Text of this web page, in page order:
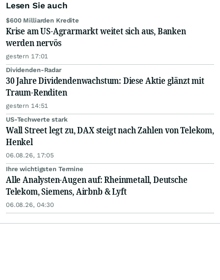
Lesen Sie auch
$600 Milliarden Kredite
Krise am US-Agrarmarkt weitet sich aus, Banken
werden nervös
gestern 17:01
Dividenden-Radar
30 Jahre Dividendenwachstum: Diese Aktie glänzt mit
Traum-Renditen
gestern 14:51
US-Techwerte stark
Wall Street legt zu, DAX steigt nach Zahlen von Telekom,
Henkel
06.08.26, 17:05
Ihre wichtigsten Termine
Alle Analysten-Augen auf: Rheinmetall, Deutsche
Telekom, Siemens, Airbnb & Lyft
06.08.26, 04:30